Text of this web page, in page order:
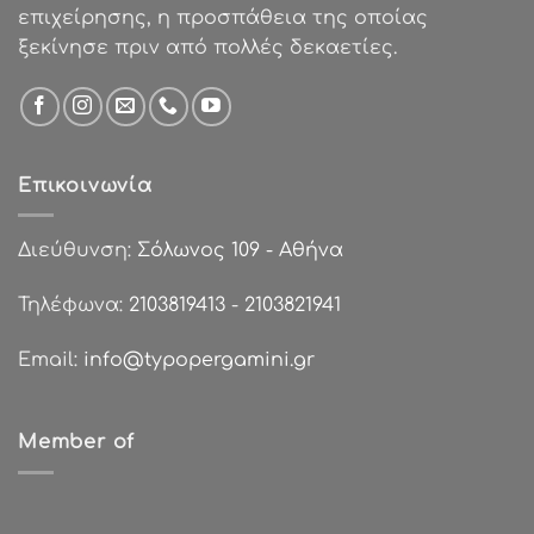
επιχείρησης, η προσπάθεια της οποίας
ξεκίνησε πριν από πολλές δεκαετίες.
Επικοινωνία
Διεύθυνση: Σόλωνος 109 - Αθήνα
Τηλέφωνα: 2103819413 - 2103821941
Email: info@typopergamini.gr
Member of